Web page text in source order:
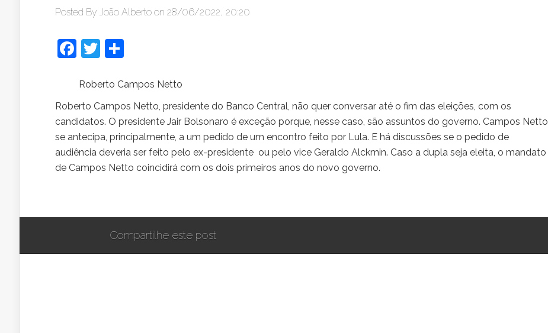
Posted By João Alberto on 28/06/2022, 20:20
Facebook
Twitter
Roberto Campos Netto
Roberto Campos Netto, presidente do Banco Central, não quer conversar até o fim das eleições, com os
candidatos. O presidente Jair Bolsonaro é exceção porque, nesse caso, são assuntos do governo. Campos Netto
se antecipa, principalmente, a um pedido de um encontro feito por Lula. E há discussões se o pedido de
audiência deveria ser feito pelo ex-presidente ou pelo vice Geraldo Alckmin. Caso a dupla seja eleita, o mandato
de Campos Netto coincidirá com os dois primeiros anos do novo governo.
Compartilhe este post